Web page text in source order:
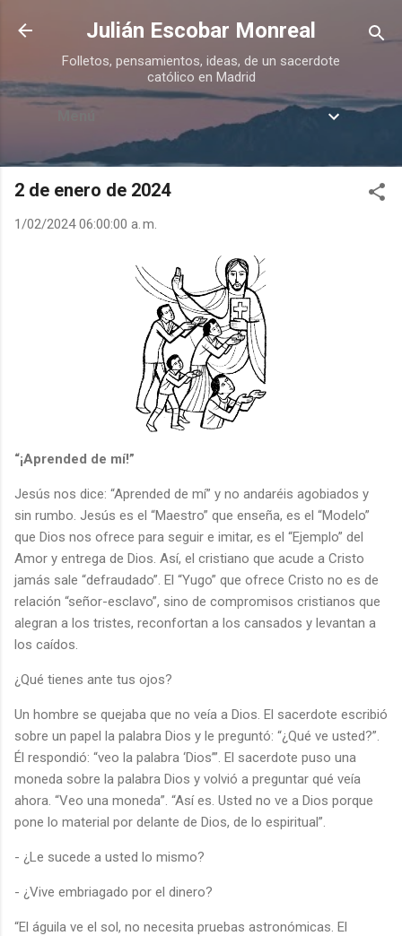
Ir al contenido principal
Julián Escobar Monreal
Folletos, pensamientos, ideas, de un sacerdote
católico en Madrid
Menú
2 de enero de 2024
1/02/2024 06:00:00 a. m.
“¡Aprended de mí!”
Jesús nos dice: “Aprended de mí” y no andaréis agobiados y
sin rumbo. Jesús es el “Maestro” que enseña, es el “Modelo”
que Dios nos ofrece para seguir e imitar, es el “Ejemplo” del
Amor y entrega de Dios. Así, el cristiano que acude a Cristo
jamás sale “defraudado”. El “Yugo” que ofrece Cristo no es de
relación “señor-esclavo”, sino de compromisos cristianos que
alegran a los tristes, reconfortan a los cansados y levantan a
los caídos.
¿Qué tienes ante tus ojos?
Un hombre se quejaba que no veía a Dios. El sacerdote escribió
sobre un papel la palabra Dios y le preguntó: “¿Qué ve usted?”.
Él respondió: “veo la palabra ‘Dios’”. El sacerdote puso una
moneda sobre la palabra Dios y volvió a preguntar qué veía
ahora. “Veo una moneda”. “Así es. Usted no ve a Dios porque
pone lo material por delante de Dios, de lo espiritual”.
- ¿Le sucede a usted lo mismo?
- ¿Vive embriagado por el dinero?
“El águila ve el sol, no necesita pruebas astronómicas. El